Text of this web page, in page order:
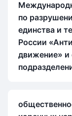
по
единства и
России
движение» и